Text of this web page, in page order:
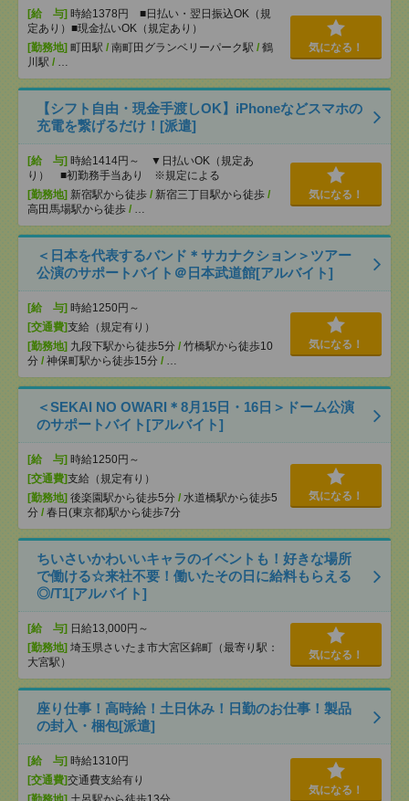
[給 与] 時給1378円 ■日払い・翌日振込OK（規
定あり）■現金払いOK（規定あり）
[勤務地] 町田駅 / 南町田グランベリーパーク駅 / 鶴
川駅 / …
気になる！
【シフト自由・現金手渡しOK】iPhoneなどスマホの
充電を繋げるだけ！[派遣]
[給 与] 時給1414円～ ▼日払いOK（規定あ
り） ■初勤務手当あり ※規定による
[勤務地] 新宿駅から徒歩 / 新宿三丁目駅から徒歩 /
高田馬場駅から徒歩 / …
気になる！
＜日本を代表するバンド＊サカナクション＞ツアー
公演のサポートバイト＠日本武道館[アルバイト]
[給 与] 時給1250円～
[交通費]支給（規定有り）
[勤務地] 九段下駅から徒歩5分 / 竹橋駅から徒歩10
分 / 神保町駅から徒歩15分 / …
気になる！
＜SEKAI NO OWARI＊8月15日・16日＞ドーム公演
のサポートバイト[アルバイト]
[給 与] 時給1250円～
[交通費]支給（規定有り）
[勤務地] 後楽園駅から徒歩5分 / 水道橋駅から徒歩5
分 / 春日(東京都)駅から徒歩7分
気になる！
ちいさいかわいいキャラのイベントも！好きな場所
で働ける☆来社不要！働いたその日に給料もらえる
◎/T1[アルバイト]
[給 与] 日給13,000円～
[勤務地] 埼玉県さいたま市大宮区錦町（最寄り駅：
大宮駅）
気になる！
座り仕事！高時給！土日休み！日勤のお仕事！製品
の封入・梱包[派遣]
[給 与] 時給1310円
[交通費]交通費支給有り
気になる！